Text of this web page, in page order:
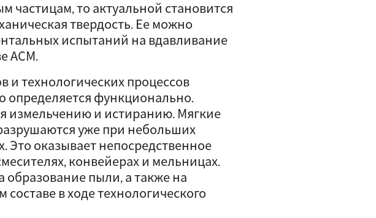
частицам, то актуальной становится
твердость. Ее можно
испытаний на вдавливание
АСМ.
и технологических процессов
определяется функционально.
измельчению и истиранию. Мягкие
уже при небольших
Это оказывает непосредственное
конвейерах и мельницах.
образование пыли, а также на
в ходе технологического